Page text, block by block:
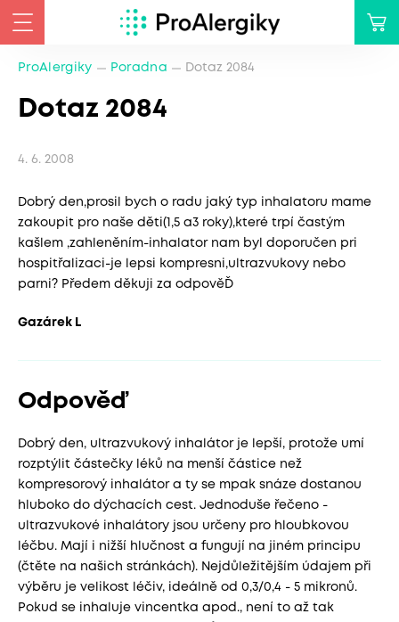
ProAlergiky Poradna Dotaz 2084
Dotaz 2084
4. 6. 2008
Dobrý den,prosil bych o radu jaký typ inhalatoru mame
zakoupit pro naše děti(1,5 a3 roky),které trpí častým
kašlem ,zahleněním-inhalator nam byl doporučen pri
hospitřalizaci-je lepsi kompresni,ultrazvukovy nebo
parni? Předem děkuji za odpověĎ
Gazárek L
Odpověď
Dobrý den, ultrazvukový inhalátor je lepší, protože umí
rozptýlit částečky léků na menší částice než
kompresorový inhalátor a ty se mpak snáze dostanou
hluboko do dýchacích cest. Jednoduše řečeno -
ultrazvukové inhalátory jsou určeny pro hloubkovou
léčbu. Mají i nižší hlučnost a fungují na jiném principu
(čtěte na našich stránkách). Nejdůležitějším údajem při
výběru je velikost léčiv, ideálně od 0,3/0,4 - 5 mikronů.
Pokud se inhaluje vincentka apod., není to až tak